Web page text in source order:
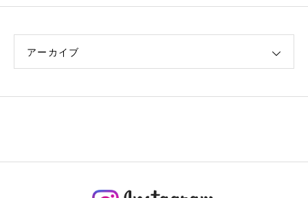
アーカイブ